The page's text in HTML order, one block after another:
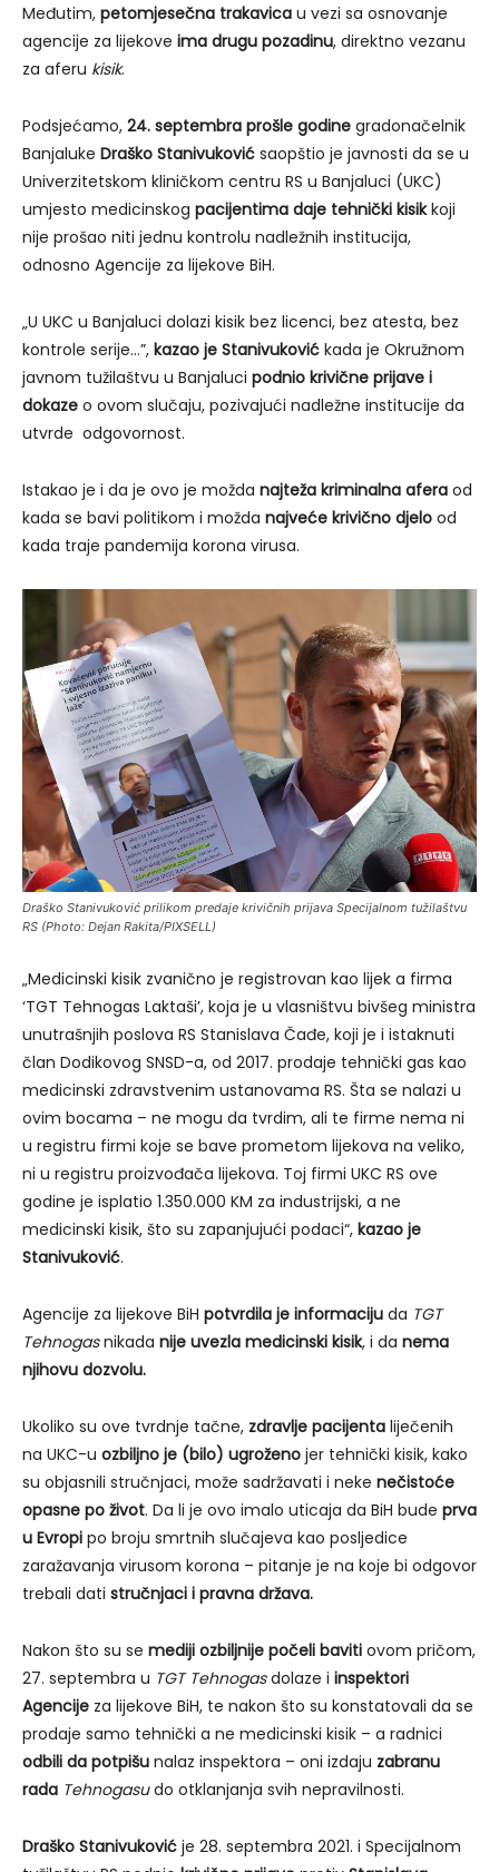
Međutim, petomjesečna trakavica u vezi sa osnovanje
agencije za lijekove ima drugu pozadinu, direktno vezanu
za aferu kisik.
Podsjećamo, 24. septembra prošle godine gradonačelnik
Banjaluke Draško Stanivuković saopštio je javnosti da se u
Univerzitetskom kliničkom centru RS u Banjaluci (UKC)
umjesto medicinskog pacijentima daje tehnički kisikkoji
nije prošao niti jednu kontrolu nadležnih institucija,
odnosno Agencije za lijekove BiH.
„U UKC u Banjaluci dolazi kisik bez licenci, bez atesta, bez
kontrole serije…”, kazao je Stanivuković kada je Okružnom
javnom tužilaštvu u Banjaluci podnio krivične prijave i
dokaze o ovom slučaju, pozivajući nadležne institucije da
utvrde odgovornost.
Istakao je i da je ovo je možda najteža kriminalna afera od
kada se bavi politikom i možda najveće krivično djelo od
kada traje pandemija korona virusa.
Draško Stanivuković prilikom predaje krivičnih prijava Specijalnom tužilaštvu
RS (Photo: Dejan Rakita/PIXSELL)
„Medicinski kisik zvanično je registrovan kao lijek a firma
‘TGT Tehnogas Laktaši’, koja je u vlasništvu bivšeg ministra
unutrašnjih poslova RS Stanislava Čađe, koji je i istaknuti
član Dodikovog SNSD-a, od 2017. prodaje tehnički gas kao
medicinski zdravstvenim ustanovama RS. Šta se nalazi u
ovim bocama – ne mogu da tvrdim, ali te firme nema ni
u registru firmi koje se bave prometom lijekova na veliko,
ni u registru proizvođača lijekova. Toj firmi UKC RS ove
godine je isplatio 1.350.000 KM za industrijski, a ne
medicinski kisik, što su zapanjujući podaci“, kazao je
Stanivuković.
Agencije za lijekove BiH potvrdila je informaciju da TGT
Tehnogasnikada nije uvezla medicinski kisik, i da nema
njihovu dozvolu.
Ukoliko su ove tvrdnje tačne, zdravlje pacijenta liječenih
na UKC-u ozbiljno je (bilo) ugroženo jer tehnički kisik, kako
su objasnili stručnjaci, može sadržavati i neke nečistoće
opasne po život. Da li je ovo imalo uticaja da BiH bude prva
u Evropi po broju smrtnih slučajeva kao posljedice
zaražavanja virusom korona – pitanje je na koje bi odgovor
trebali dati stručnjaci i pravna država.
Nakon što su se mediji ozbiljnije počeli baviti ovom pričom,
27. septembra u TGT Tehnogasdolaze i inspektori
Agencije za lijekove BiH, te nakon što su konstatovali da se
prodaje samo tehnički a ne medicinski kisik – a radnici
odbili da potpišu nalaz inspektora – oni izdaju zabranu
rada Tehnogasudo otklanjanja svih nepravilnosti.
Draško Stanivuković je 28. septembra 2021. i Specijalnom